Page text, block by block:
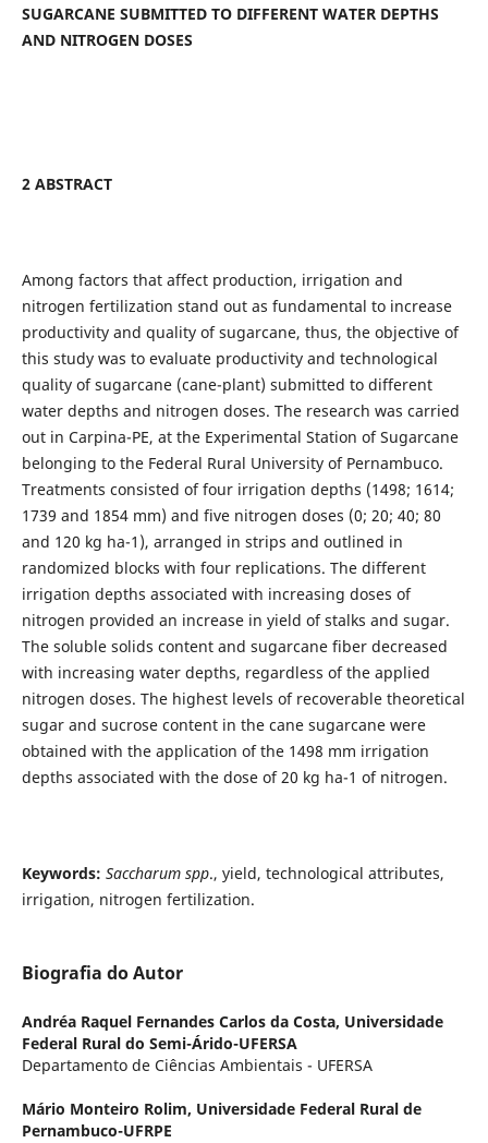
SUGARCANE SUBMITTED TO DIFFERENT WATER DEPTHS
AND NITROGEN DOSES
2 ABSTRACT
Among factors that affect production, irrigation and
nitrogen fertilization stand out as fundamental to increase
productivity and quality of sugarcane, thus, the objective of
this study was to evaluate productivity and technological
quality of sugarcane (cane-plant) submitted to different
water depths and nitrogen doses. The research was carried
out in Carpina-PE, at the Experimental Station of Sugarcane
belonging to the Federal Rural University of Pernambuco.
Treatments consisted of four irrigation depths (1498; 1614;
1739 and 1854 mm) and five nitrogen doses (0; 20; 40; 80
and 120 kg ha-1), arranged in strips and outlined in
randomized blocks with four replications. The different
irrigation depths associated with increasing doses of
nitrogen provided an increase in yield of stalks and sugar.
The soluble solids content and sugarcane fiber decreased
with increasing water depths, regardless of the applied
nitrogen doses. The highest levels of recoverable theoretical
sugar and sucrose content in the cane sugarcane were
obtained with the application of the 1498 mm irrigation
depths associated with the dose of 20 kg ha-1 of nitrogen.
Keywords: Saccharum spp., yield, technological attributes,
irrigation, nitrogen fertilization.
Biografia do Autor
Andréa Raquel Fernandes Carlos da Costa, Universidade
Federal Rural do Semi-Árido-UFERSA
Departamento de Ciências Ambientais - UFERSA
Mário Monteiro Rolim, Universidade Federal Rural de
Pernambuco-UFRPE